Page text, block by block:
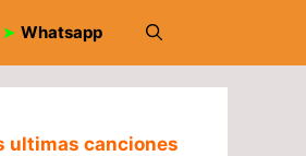
➤ Whatsapp
ultimas canciones